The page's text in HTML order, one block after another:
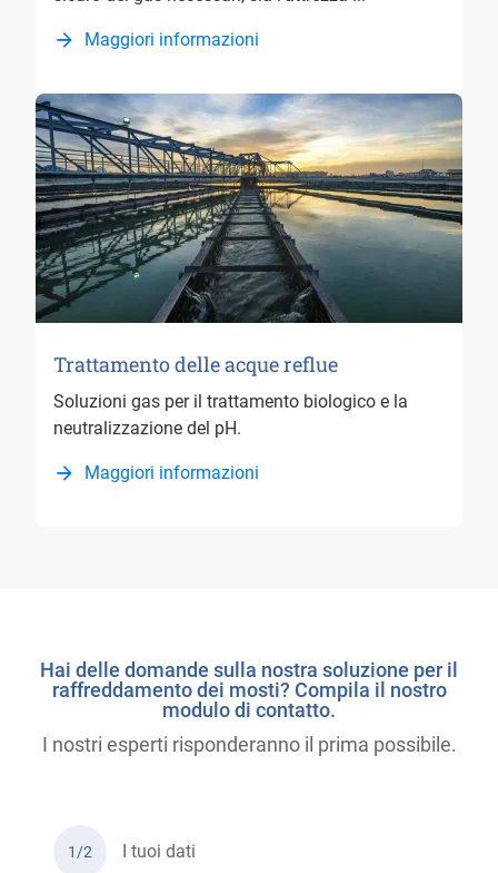
Maggiori informazioni
Trattamento delle acque reflue
Soluzioni gas per il trattamento biologico e la
neutralizzazione del pH.
Maggiori informazioni
Hai delle domande sulla nostra soluzione per il
raffreddamento dei mosti? Compila il nostro
modulo di contatto.
I nostri esperti risponderanno il prima possibile.
1/2 I tuoi dati